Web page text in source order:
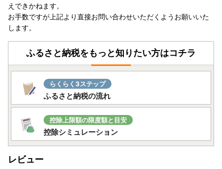
えできかねます。
お手数ですが上記より直接お問い合わせいただくようお願いいた
します。
ふるさと納税をもっと知りたい方はコチラ
らくらく3ステップ
ふるさと納税の流れ
控除上限額の限度額と目安
控除シミュレーション
レビュー